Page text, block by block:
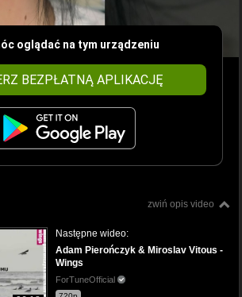
oglądać na tym urządzeniu
BEZPŁATNĄ APLIKACJĘ
zwiń opis video
Następne wideo:
Adam Pierończyk & Miroslav Vitous -
Wings
ForTuneOfficial